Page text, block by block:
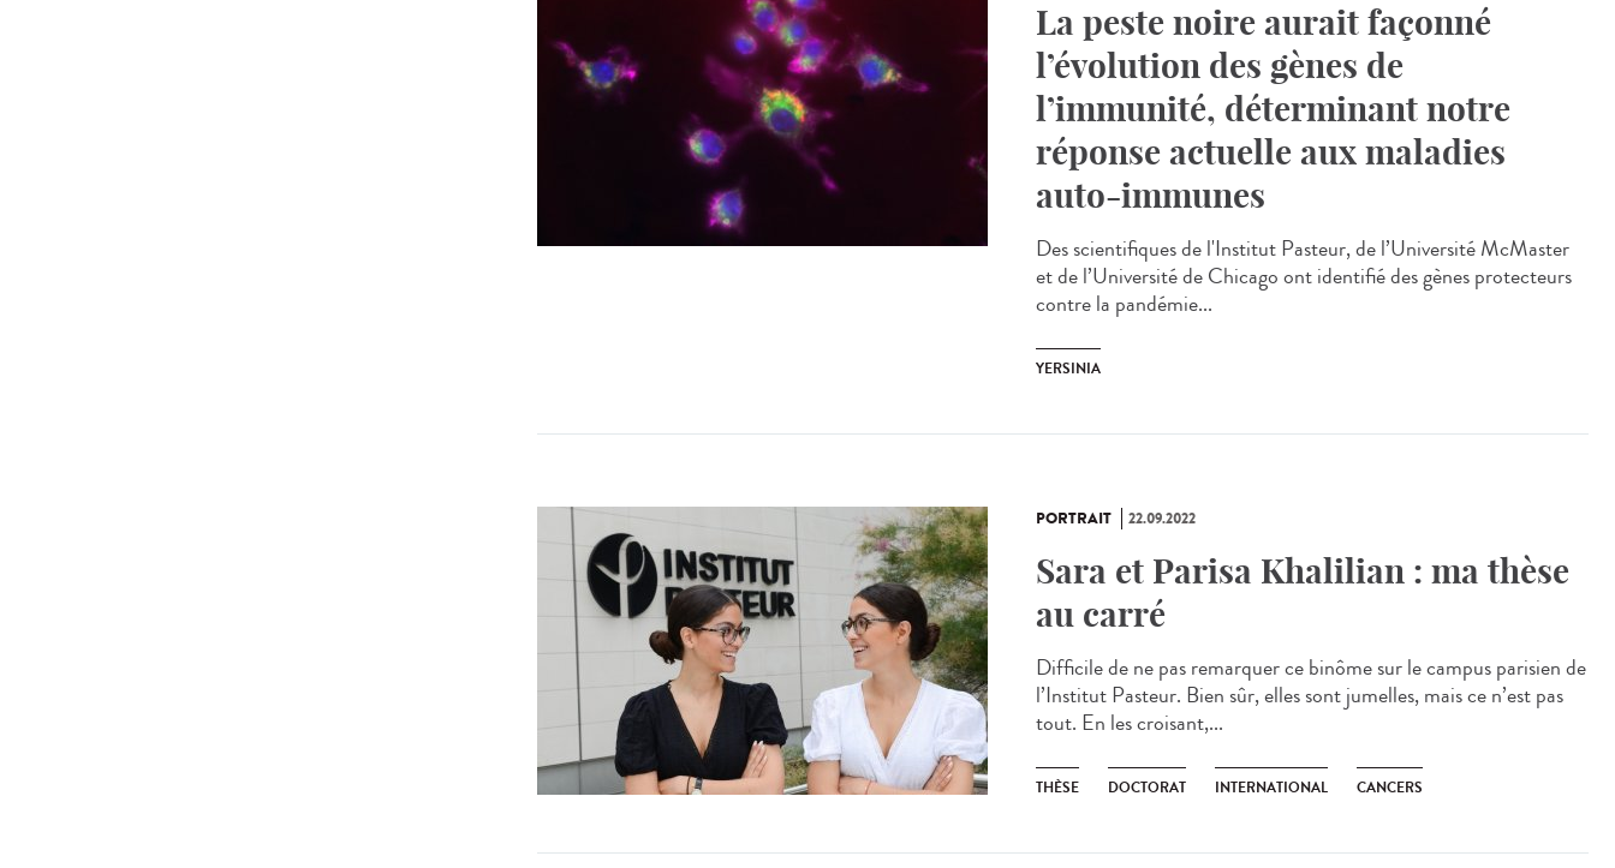
La peste noire aurait façonné
l’évolution des gènes de
l’immunité, déterminant notre
réponse actuelle aux maladies
auto-immunes
Des scientifiques de l'Institut Pasteur, de l’Université McMaster
et de l’Université de Chicago ont identifié des gènes protecteurs
contre la pandémie...
YERSINIA
PORTRAIT 22.09.2022
Sara et Parisa Khalilian : ma thèse
au carré
Difficile de ne pas remarquer ce binôme sur le campus parisien de
l’Institut Pasteur. Bien sûr, elles sont jumelles, mais ce n’est pas
tout. En les croisant,...
THÈSE DOCTORAT INTERNATIONAL CANCERS